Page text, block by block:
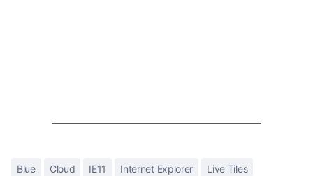
Blue Cloud IE11 Internet Explorer Live Tiles